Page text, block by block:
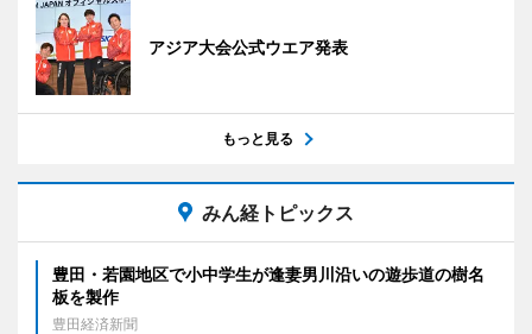
アジア大会公式ウエア発表
もっと見る
みん経トピックス
豊田・若園地区で小中学生が逢妻男川沿いの遊歩道の樹名
板を製作
豊田経済新聞